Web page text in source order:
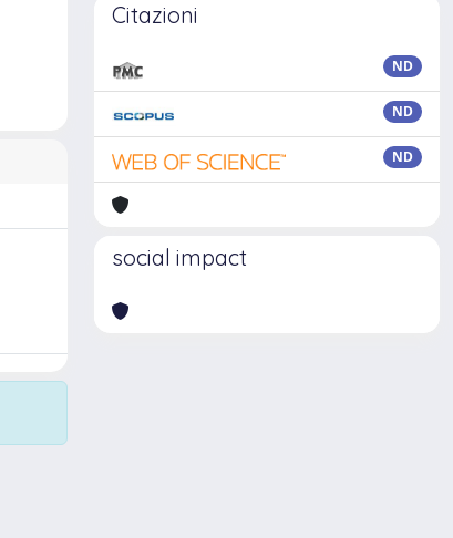
Citazioni
ND
ND
ND
social impact